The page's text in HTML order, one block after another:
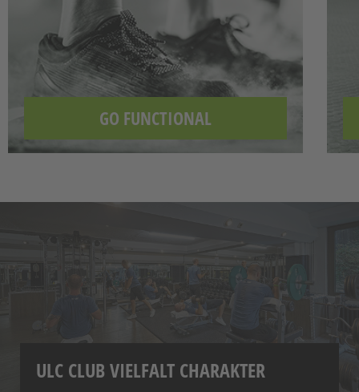
GO FUNCTIONAL
Übungen und motivierender Musik trainierst du
immer in deinem eigenen Intensitätslevel.
ULC CLUB VIELFALT CHARAKTER